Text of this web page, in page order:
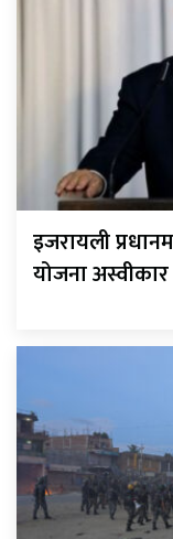
इजरायली
योजना अस्वीकार